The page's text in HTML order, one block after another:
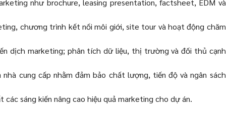
như brochure, leasing presentation, factsheet, EDM và
chương trình kết nối môi giới, site tour và hoạt động chăm
dịch marketing; phân tích dữ liệu, thị trường và đối thủ cạnh
cung cấp nhằm đảm bảo chất lượng, tiến độ và ngân sách
các sáng kiến nâng cao hiệu quả marketing cho dự án.